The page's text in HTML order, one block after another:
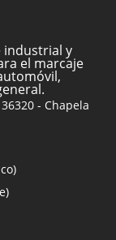
industrial y
el marcaje
- Chapela